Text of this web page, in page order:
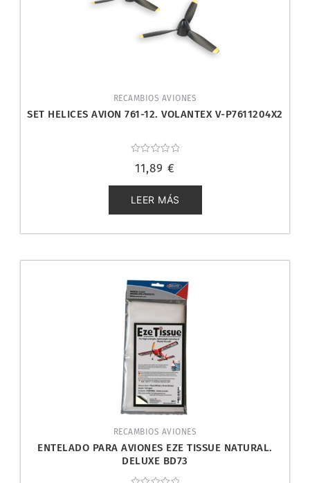
RECAMBIOS AVIONES
SET HELICES AVION 761-12. VOLANTEX V-P7611204X2
con
de
5
11,89 €
LEER MÁS
RECAMBIOS AVIONES
ENTELADO PARA AVIONES EZE TISSUE NATURAL.
DELUXE BD73